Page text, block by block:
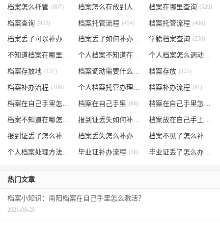
档案怎么托管 (807) (535)
档案在哪里查询 (526)
档案查询 (472) 档案托管流程 (454) 档案托管流程 (406)
档案丢了可以补办吗 (371) 档案丢了如何补办 学籍档案查询 (250)
不知道档案在哪里 个人档案不知道在哪儿 (191) 个人档案怎么调动
档案存放地 (137) 档案调动需要什么手续 (130)
档案存放 (125)
档案补办流程 (106) 个人档案托管办理流程 (102)
档案补办流程 (91)
档案在自己手里怎么办 (85)
档案在自己手里 (66) 档案在自己手里怎么处理
档案不知道在哪怎么办 (62) 报到证丢失如何补办 (54) 档案放在自己手上
报到证丢了怎么补办 (52) 档案丢失怎么补办 档案不见了怎么补办
个人档案处理方法 毕业证补办流程 (36) 毕业证丢了怎么办
热门文章
档案小知识：南阳档案在自己手里怎么激活？
2021-08-20